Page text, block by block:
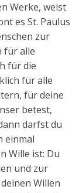
Werke, weist
es St. Paulus
zur
für alle
für die
für alle
für deine
betest,
darfst du
einmal
Wille ist: Du
und zur
Willen